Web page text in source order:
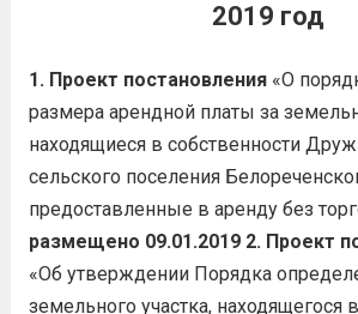
2019 год
1. Проект постановления«О
размера арендной платы за
находящиеся в собственности
сельского поселения
предоставленные в аренду без
размещено 09.01.2019 2. Проект
«Об утверждении Порядка
земельного участка, находящегося